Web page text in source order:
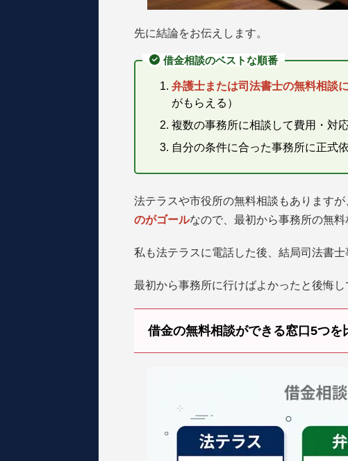
先に結論をお伝えします。
借金相談のベストな順番
弁護士または司法書士の無料相談
がもらえる）
複数の事務所に相談して費用・対
自分の条件に合った事務所に正式
法テラスや市役所の無料相談もありますが
のがゴールなので、最初から事務所の無料
私も法テラスに電話した後、結局司法書士
最初から事務所に行けばよかったと後悔し
借金の無料相談ができる窓口5つを